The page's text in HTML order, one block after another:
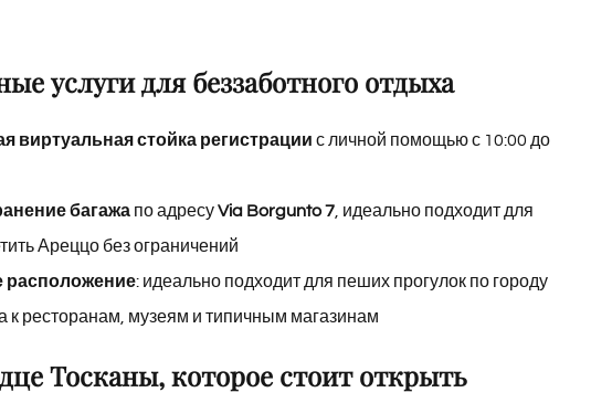
услуги для беззаботного отдыха
виртуальная стойка регистрации с личной помощью с 10:00 до
багажапо адресуVia Borgunto 7, идеально подходит для
Ареццо без ограничений
расположение: идеально подходит для пеших прогулок по городу
к ресторанам, музеям и типичным магазинам
Тосканы, которое стоит открыть